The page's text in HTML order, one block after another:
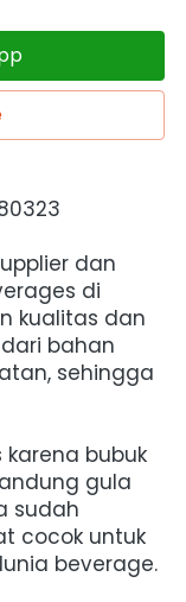
dan
di
kualitas dan
bahan
sehingga
bubuk
gula
sudah
cocok untuk
beverage.